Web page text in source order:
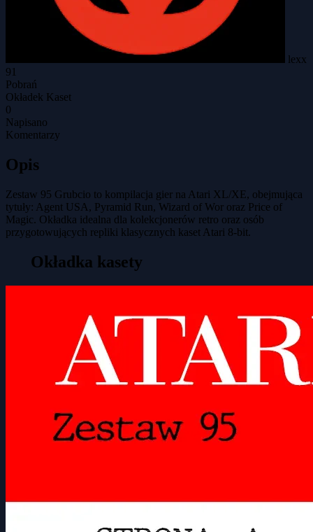
lexx
91
Pobrań
Okładek Kaset
0
Napisano
Komentarzy
Opis
Zestaw 95 Grubcio to kompilacja gier na Atari XL/XE, obejmująca
tytuły: Agent USA, Pyramid Run, Wizard of Wor oraz Price of
Magic. Okładka idealna dla kolekcjonerów retro oraz osób
przygotowujących repliki klasycznych kaset Atari 8-bit.
Okładka kasety